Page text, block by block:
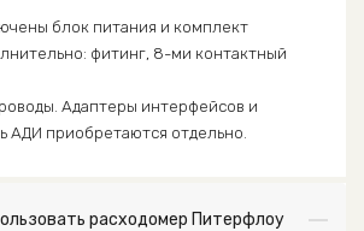
блок питания и комплект
фитинг, 8-ми контактный
Адаптеры интерфейсов и
АДИ приобретаются отдельно.
расходомер Питерфлоу